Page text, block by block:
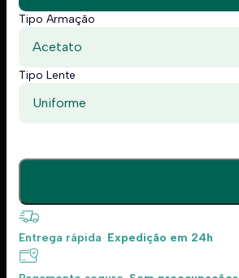
Tipo Armação
Acetato
Tipo Lente
Uniforme
Entrega rápida Expedição em 24h